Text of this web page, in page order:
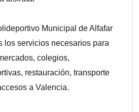
Municipal de Alfafar
los servicios necesarios para
colegios,
restauración, transporte
a Valencia.